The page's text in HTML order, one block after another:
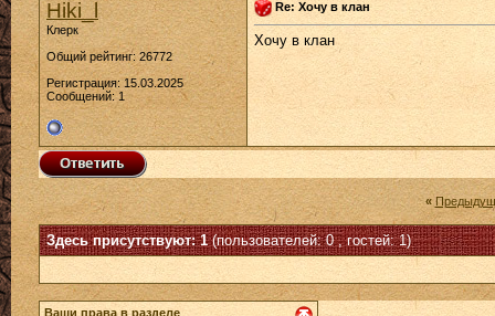
Hiki_l
Клерк
Общий рейтинг: 26772
Регистрация: 15.03.2025
Сообщений: 1
Re: Хочу в клан
Хочу в клан
«
Здесь присутствуют: 1(пользователей: 0 , гостей: 1)
Ваши права в разделе